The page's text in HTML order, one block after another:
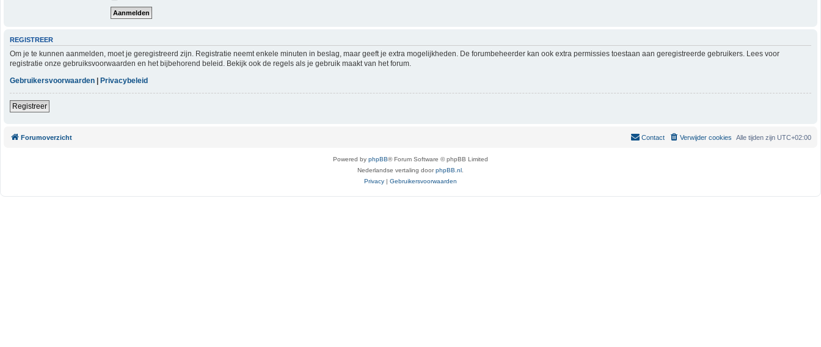
REGISTREER
Om je te kunnen aanmelden, moet je geregistreerd zijn. Registratie neemt enkele minuten in beslag, maar geeft je extra mogelijkheden. De forumbeheerder kan ook extra permissies toestaan aan geregistreerde gebruikers. Lees voor
registratie onze gebruiksvoorwaarden en het bijbehorend beleid. Bekijk ook de regels als je gebruik maakt van het forum.
Gebruikersvoorwaarden
Privacybeleid
Registreer
Forumoverzicht Alle tijden zijn UTC+02:00
Verwijder cookies
Contact
Powered by phpBB® Forum Software © phpBB Limited
Nederlandse vertaling doorphpBB.nl.
Privacy | Gebruikersvoorwaarden